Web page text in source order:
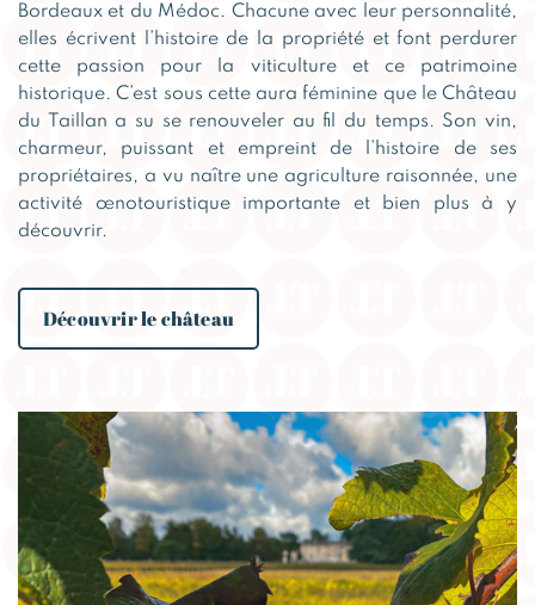
Bordeaux et du Médoc. Chacune avec leur personnalité,
elles écrivent l’histoire de la propriété et font perdurer
cette passion pour la viticulture et ce patrimoine
historique. C’est sous cette aura féminine que le Château
du Taillan a su se renouveler au fil du temps. Son vin,
charmeur, puissant et empreint de l’histoire de ses
propriétaires, a vu naître une agriculture raisonnée, une
activité œnotouristique importante et bien plus à y
découvrir.
Découvrir le château